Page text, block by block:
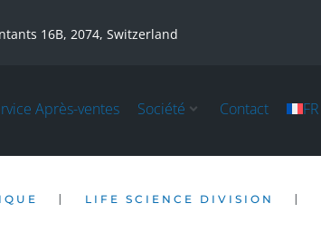
16B, 2074, Switzerland
Après-ventes Société Contact FR
| LIFE SCIENCE DIVISION |